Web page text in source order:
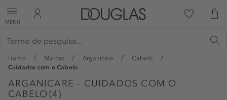
MENU
Home Marcas Arganicare
Cabelo
Cuidados com o Cabelo
ARGANICARE - CUIDADOS COM O
CABELO (4)